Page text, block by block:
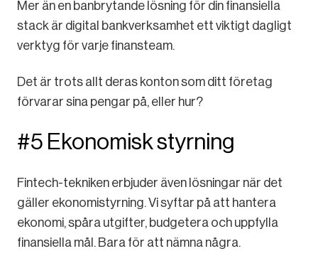
Mer än en banbrytande lösning för din finansiella
stack är digital bankverksamhet ett viktigt dagligt
verktyg för varje finansteam.
Det är trots allt deras konton som ditt företag
förvarar sina pengar på, eller hur?
#5 Ekonomisk styrning
Fintech-tekniken erbjuder även lösningar när det
gäller ekonomistyrning. Vi syftar på att hantera
ekonomi, spåra utgifter, budgetera och uppfylla
finansiella mål. Bara för att nämna några.